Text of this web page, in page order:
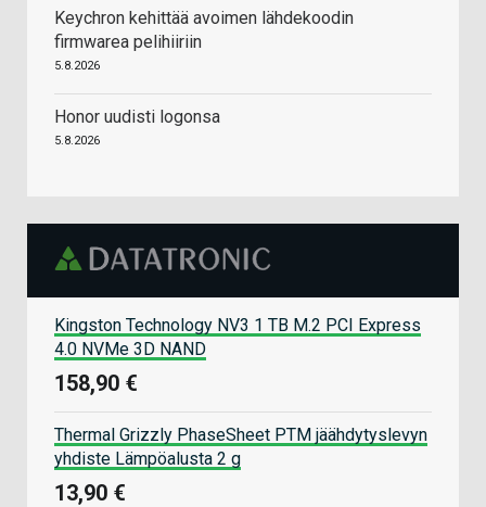
Keychron kehittää avoimen lähdekoodin
firmwarea pelihiiriin
5.8.2026
Honor uudisti logonsa
5.8.2026
Kingston Technology NV3 1 TB M.2 PCI Express
4.0 NVMe 3D NAND
158,90 €
Thermal Grizzly PhaseSheet PTM jäähdytyslevyn
yhdiste Lämpöalusta 2 g
13,90 €